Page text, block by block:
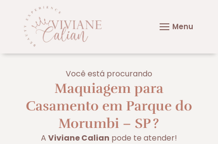
Você está procurando
Maquiagem para
Casamento em Parque do
Morumbi – SP?
A Viviane Calian pode te atender!